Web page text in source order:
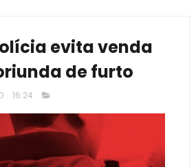
evita venda
de furto
16:24